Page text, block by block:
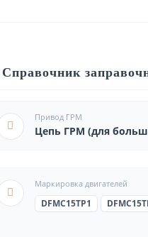
Привод ГРМ
Цепь ГРМ (для
Маркировка двигателей
DFMC15TP1